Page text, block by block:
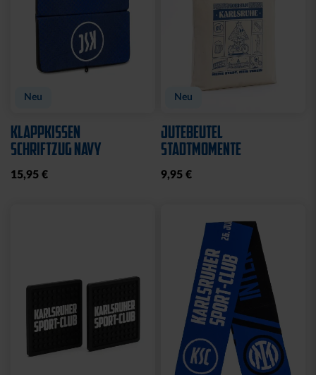
Neu
KLAPPKISSEN
SCHRIFTZUG NAVY
15,95 €
Neu
JUTEBEUTEL
STADTMOMENTE
9,95 €